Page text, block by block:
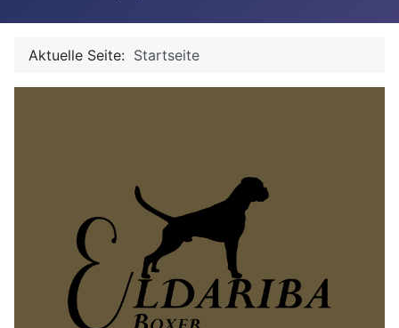
Aktuelle Seite: Startseite